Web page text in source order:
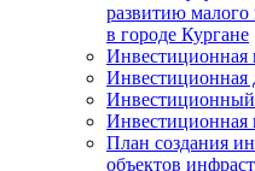
развитию малого
в городе Кургане
Инвестиционная
Инвестиционная
Инвестиционный
Инвестиционная
План создания
объектов